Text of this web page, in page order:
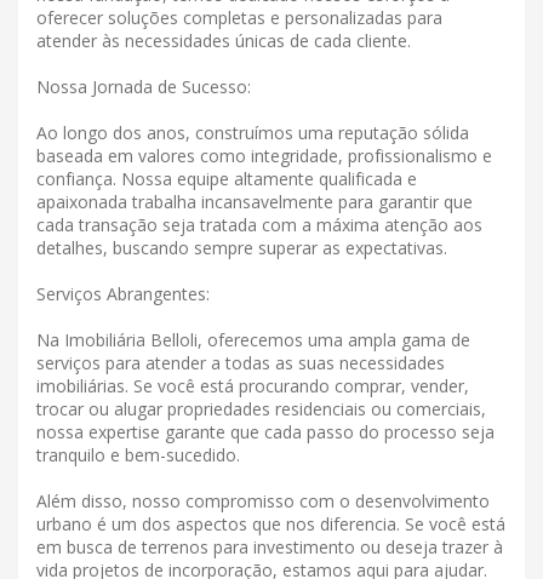
oferecer soluções completas e personalizadas para
atender às necessidades únicas de cada cliente.
Nossa Jornada de Sucesso:
Ao longo dos anos, construímos uma reputação sólida
baseada em valores como integridade, profissionalismo e
confiança. Nossa equipe altamente qualificada e
apaixonada trabalha incansavelmente para garantir que
cada transação seja tratada com a máxima atenção aos
detalhes, buscando sempre superar as expectativas.
Serviços Abrangentes:
Na Imobiliária Belloli, oferecemos uma ampla gama de
serviços para atender a todas as suas necessidades
imobiliárias. Se você está procurando comprar, vender,
trocar ou alugar propriedades residenciais ou comerciais,
nossa expertise garante que cada passo do processo seja
tranquilo e bem-sucedido.
Além disso, nosso compromisso com o desenvolvimento
urbano é um dos aspectos que nos diferencia. Se você está
em busca de terrenos para investimento ou deseja trazer à
vida projetos de incorporação, estamos aqui para ajudar.